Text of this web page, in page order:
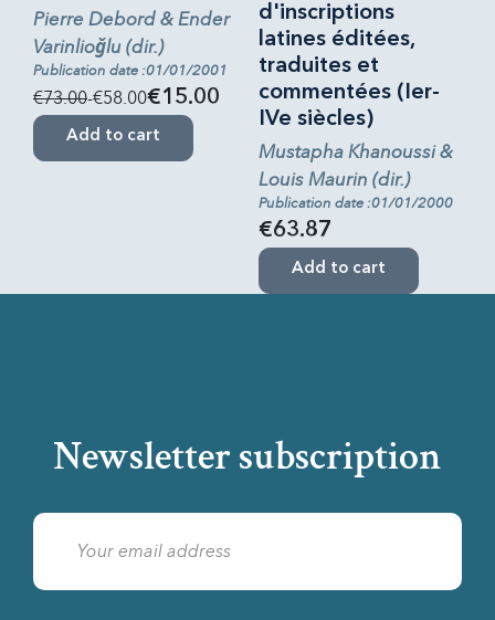
Pierre Debord & Ender
Varinlioǧlu (dir.)
Publication date :01/01/2001
€73.00-€58.00€15.00
Add to cart
d'inscriptions
latines éditées,
traduites et
commentées (Ier-
IVe siècles)
Mustapha Khanoussi &
Louis Maurin (dir.)
Publication date :01/01/2000
€63.87
Add to cart
Newsletter subscription